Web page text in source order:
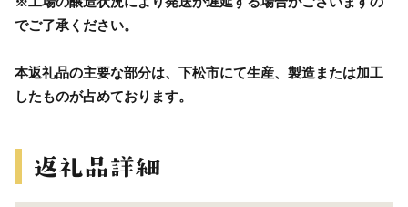
でご了承ください。
本返礼品の主要な部分は、下松市にて生産、製造または加工
したものが占めております。